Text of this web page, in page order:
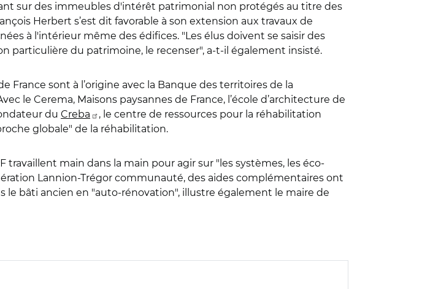
sur des immeubles d'intérêt patrimonial non protégés au titre des
Herbert s’est dit favorable à son extension aux travaux de
à l'intérieur même des édifices. "Les élus doivent se saisir des
particulière du patrimoine, le recenser", a-t-il également insisté.
France sont à l’origine avec la Banque des territoires de la
le Cerema, Maisons paysannes de France, l’école d’architecture de
du Creba
, le centre de ressources pour la réhabilitation
globale" de la réhabilitation.
main dans la main pour agir sur "les systèmes, les éco-
Lannion-Trégor communauté, des aides complémentaires ont
le bâti ancien en "auto-rénovation", illustre également le maire de